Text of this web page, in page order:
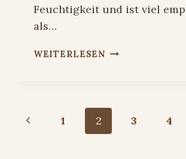
Feuchtigkeit und ist viel
als…
WEITERLESEN GARNIER
SERIE
Seitennavigation
Vorherige
1 2 3 4